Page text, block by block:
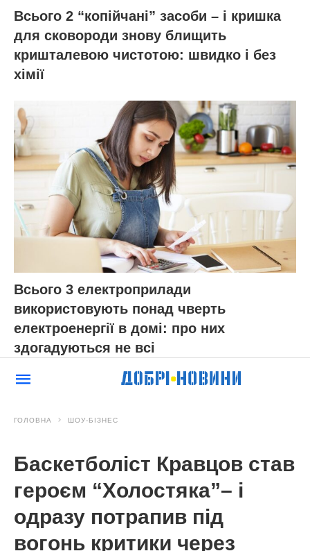
Всього 2 “копійчані” засоби – і кришка
для сковороди знову блищить
кришталевою чистотою: швидко і без
хімії
Всього 3 електроприлади
використовують понад чверть
електроенергії в домі: про них
здогадуються не всі